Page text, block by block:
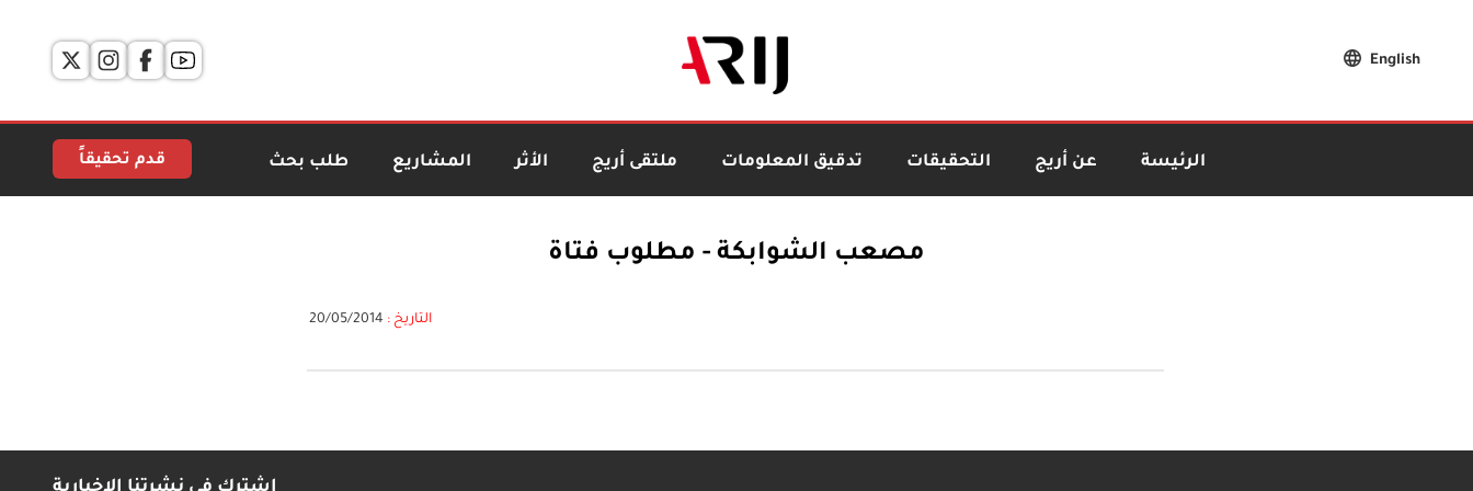
English
الرئيسة عن أريج التحقيقات تدقيق المعلومات ملتقى أريج الأثر المشاريع طلب بحث قدم تحقيقاً
مصعب الشوابكة - مطلوب فتاة
التاريخ : 20/05/2014